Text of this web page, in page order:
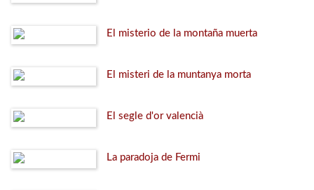
El misterio de la montaña muerta
El misteri de la muntanya morta
El segle d'or valencià
La paradoja de Fermi